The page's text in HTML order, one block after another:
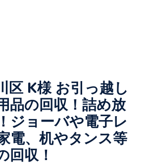
区 K様 お引っ越し
品の回収！詰め放
ジョーバや電子レ
電、机やタンス等
回収！